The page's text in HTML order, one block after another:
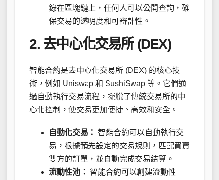
錄在區塊鏈上，任何人可以公開查詢，確
保交易的透明度和可審計性。
2. 去中心化交易所 (DEX)
智能合約是去中心化交易所 (DEX) 的核心技
術，例如 Uniswap 和 SushiSwap 等。它們通
過自動執行交易流程，擺脫了傳統交易所的中
心化控制，使交易更加便捷、高效和安全。
自動化交易： 智能合約可以自動執行交
易，根據預先設定的交易規則，匹配買賣
雙方的訂單，並自動完成交易結算。
流動性池： 智能合約可以創建流動性